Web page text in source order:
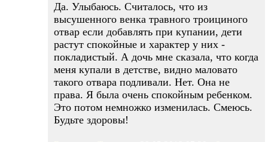
Да. Улыбаюсь. Считалось, что из
высушенного венка травного троициного
отвар если добавлять при купании, дети
растут спокойные и характер у них -
покладистый. А дочь мне сказала, что когда
меня купали в детстве, видно маловато
такого отвара подливали. Нет. Она не
права. Я была очень спокойным ребенком.
Это потом немножко изменилась. Смеюсь.
Будьте здоровы!